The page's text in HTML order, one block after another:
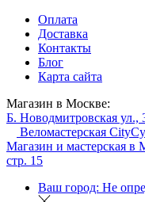
Оплата
Доставка
Контакты
Блог
Карта сайта
Магазин в Москве:
Б. Новодмитровская ул.,
Веломастерская
Магазин и мастерская в
стр. 15
Ваш город: Не